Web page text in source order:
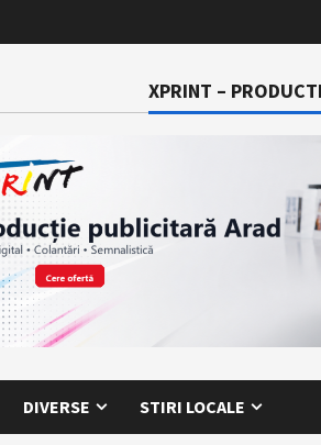
XPRINT –
DIVERSE STIRI LOCALE